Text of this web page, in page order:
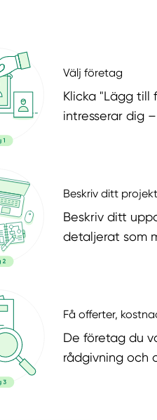
Välj företag
Klicka "Lägg till
intresserar dig
Beskriv ditt projekt
Beskriv ditt
detaljerat som
Få offerter,
De företag du
rådgivning och